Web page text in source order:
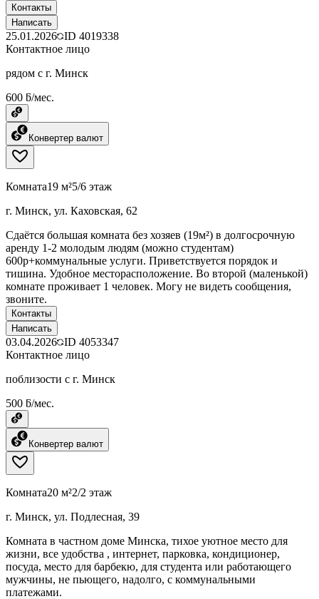
Контакты
Написать
25.01.2026 ID 4019338
Контактное лицо
рядом с г. Минск
600 ƃ/мес.
Конвертер валют
Комната19 м²5/6 этаж
г. Минск, ул. Каховская, 62
Сдаётся большая комната без хозяев (19м²) в долгосрочную
аренду 1-2 молодым людям (можно студентам)
600р+коммунальные услуги. Приветствуется порядок и
тишина. Удобное месторасположение. Во второй (маленькой)
комнате проживает 1 человек. Могу не видеть сообщения,
звоните.
Контакты
Написать
03.04.2026 ID 4053347
Контактное лицо
поблизости с г. Минск
500 ƃ/мес.
Конвертер валют
Комната20 м²2/2 этаж
г. Минск, ул. Подлесная, 39
Комната в частном доме Минска, тихое уютное место для
жизни, все удобства , интернет, парковка, кондиционер,
посуда, место для барбекю, для студента или работающего
мужчины, не пьющего, надолго, с коммунальными
платежами.